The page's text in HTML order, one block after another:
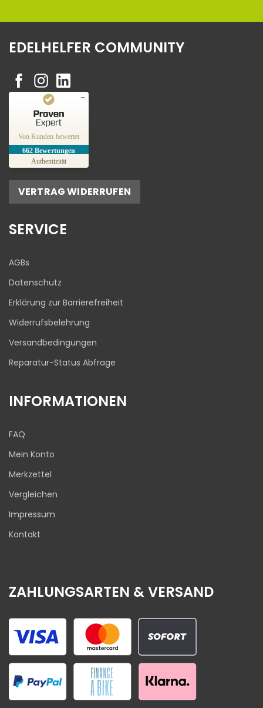
EDELHELFER COMMUNITY
Von Kunden bewertet
662 Bewertungen
Authentizität
Kundenbewertungen und Erfahrungen zu
SEHR GUT
4,81
/
5,00
Bewertungen von
1
anderen Quelle
VERTRAG WIDERRUFEN
SERVICE
AGBs
Datenschutz
Erklärung zur Barrierefreiheit
Widerrufsbelehrung
Versandbedingungen
Reparatur-Status Abfrage
INFORMATIONEN
FAQ
Mein Konto
Merkzettel
Vergleichen
Impressum
Kontakt
ZAHLUNGSARTEN & VERSAND